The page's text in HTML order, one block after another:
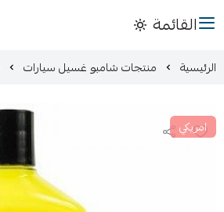
القائمة
الرئيسية منتجات شامبو غسيل سيارات
امريكي